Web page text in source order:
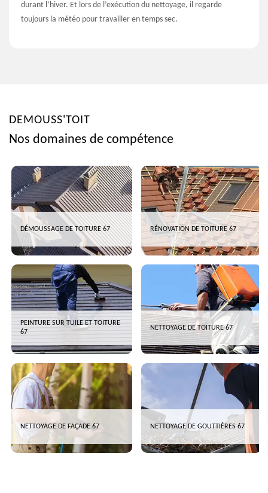
durant l’hiver. Et lors de l’exécution du nettoyage, il regarde
toujours la météo pour travailler en temps sec.
DEMOUSS'TOIT
Nos domaines de compétence
DÉMOUSSAGE DE TOITURE 67 RÉNOVATION DE TOITURE 67
PEINTURE SUR TUILE ET TOITURE
67
NETTOYAGE DE TOITURE 67
NETTOYAGE DE FAÇADE 67 NETTOYAGE DE GOUTTIÈRES 67